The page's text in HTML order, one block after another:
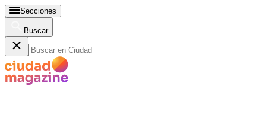
Secciones
Buscar